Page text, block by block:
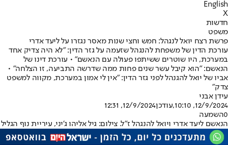
English
X
חדשות
משפט
פרשת רצח יואל לנגהל: חמש וחצי שנות מאסר נגזרו על ליעד אדרי
עורכת הדין של משפחת להנגהל שזעמה על גזר הדין: "לא היה צדיק אחד
במערכת, היו שוטרים ששיתפו פעולה עם הנאשם" • עורכת דינו של
הנאשם: "הוא קיבל עשר שנים פחות ממה שדרשה התביעה, זו הצלחה" •
אביו של יואל להגנהל לפני גזר הדין: "אין לי אמון במערכת, מקווה למשפט
צדק"
עידן אבני
12/9/2024, 10:10
,עודכן12/9/2024, 12:31
0השמעה
הנאשם ליעד אדרי ויואל להנגהל ז"ל. צילום: גיל אליהו ג'יני, עיריית נוף הגליל